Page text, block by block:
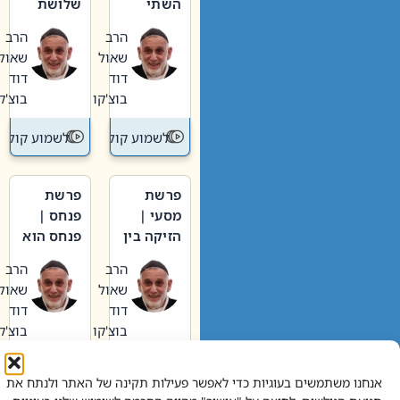
אנחנו משתמשים בעוגיות כדי לאפשר פעילות תקינה של האתר ולנתח את
וערב של
חיינו
הרב
שאול
דוד
בוצ'קו
לשמוע קול תורה – מדרש
האבות
הרב
שאול
דוד
בוצ'קו
לשמוע קול
פרשת
מסעי |
הזיקה בין
הגדול לעם הרב
שאול
דוד
בוצ'קו
לשמוע קול תורה – מדרש
פרשת
פנחס |
פנחס הוא
אליהו: בין
קנאות
הורסת
לקנאות
בונה
הרב
שאול
דוד
בוצ'קו
לשמוע קול